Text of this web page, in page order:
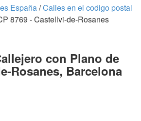
España/Calles en el codigo postal
8769 - Castellvi-de-Rosanes
con Plano de
Rosanes, Barcelona